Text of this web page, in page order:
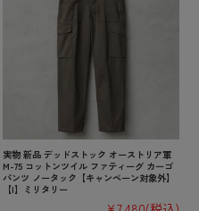
実物 新品 デッドストック オーストリア軍
M-75 コットンツイル ファティーグ カーゴ
パンツ ノータック【キャンペーン対象外】
【I】ミリタリー